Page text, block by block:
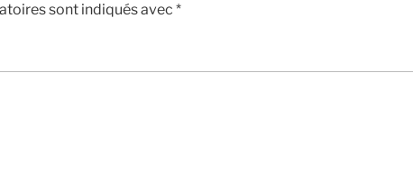
sont indiqués avec *